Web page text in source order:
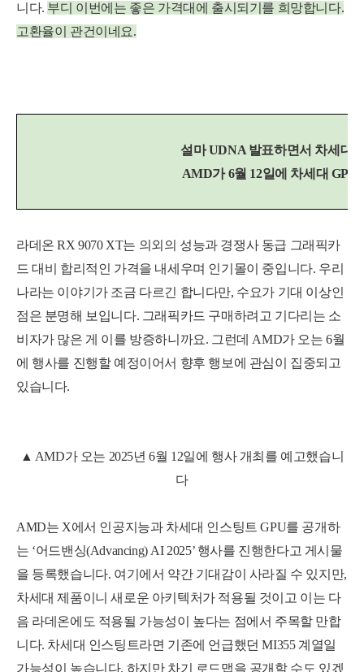
니다. 부디 이번에는 좋은 가격대에 출시되기를 희망합니다.
고환율이 관건이네요.
설마 UDNA 발표하면서 차세대
AMD가 6월 12일에 차세대 GPU
라데온 RX 9070 XT는 의외의 성능과 경쟁사 동급 그래픽카
드 대비 합리적인 가격을 내세우며 인기몰이 중입니다. 우리
나라는 이야기가 조금 다르긴 합니다만, 수요가 기대 이상인
점은 분명해 보입니다. 그래픽카드 구매하려고 기다리는 소
비자가 많은 게 이를 방증하니까요. 그런데 AMD가 오는 6월
에 행사를 진행할 예정이어서 향후 행보에 관심이 집중되고
있습니다.
▲ AMD가 오는 2025년 6월 12일에 행사 개최를 예고했습니
다
AMD는 X에서 인공지능과 차세대 인스팅트 GPU를 공개하
는 ‘어드밴싱(Advancing) AI 2025’ 행사를 진행한다고 게시물
을 등록했습니다. 여기에서 약간 기대감이 사라질 수 있지만,
차세대 제품이니 새로운 아키텍처가 적용될 것이고 이는 다
음 라데온에도 적용될 가능성이 높다는 점에서 주목할 만합
니다. 차세대 인스팅트라면 기존에 언급했던 MI355 계열일
가능성이 높습니다. 하지만 차기 로드맵을 공개할 수도 있겠